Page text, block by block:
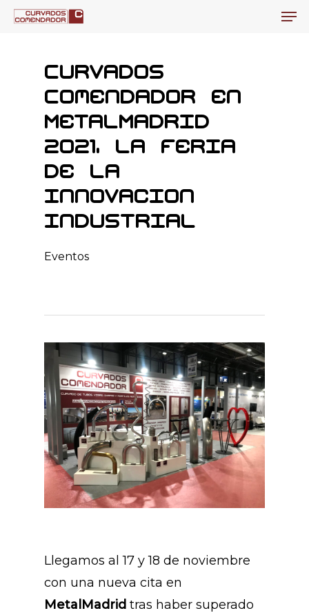
Skip
contentCurvados
Comendador en
MetalMadrid
2021, la Feria
de la
Innovacion
Industrial
Eventos
Llegamos al 17 y 18 de noviembre
con una nueva cita en
MetalMadrid tras haber superado